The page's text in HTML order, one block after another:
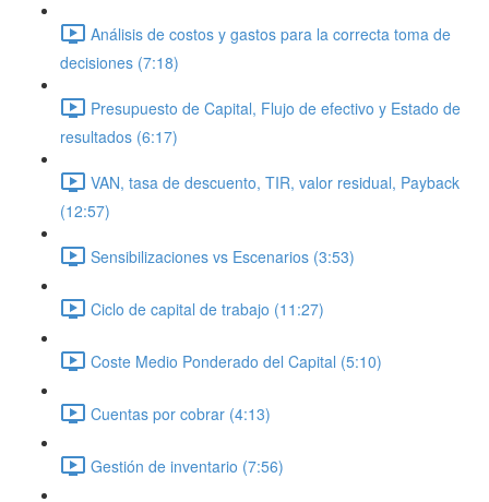
Análisis de costos y gastos para la correcta toma de
decisiones (7:18)
Presupuesto de Capital, Flujo de efectivo y Estado de
resultados (6:17)
VAN, tasa de descuento, TIR, valor residual, Payback
(12:57)
Sensibilizaciones vs Escenarios (3:53)
Ciclo de capital de trabajo (11:27)
Coste Medio Ponderado del Capital (5:10)
Cuentas por cobrar (4:13)
Gestión de inventario (7:56)